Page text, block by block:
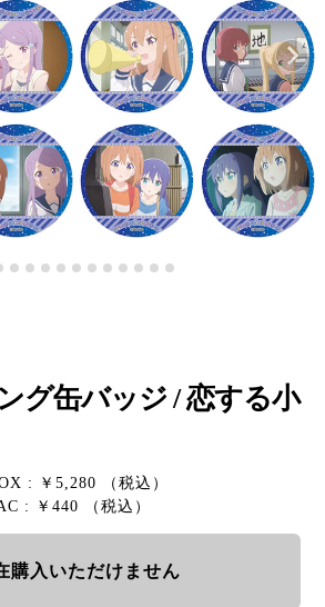
グ缶バッジ / 恋する小
: ￥5,280 （税込）
: ￥440 （税込）
購入いただけません